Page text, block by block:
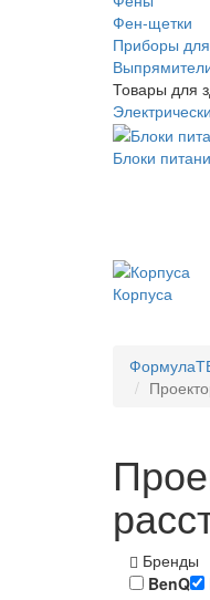
Фен-щетки
Приборы
Товары для
Блоки
Корпуса
Бренды
BenQ